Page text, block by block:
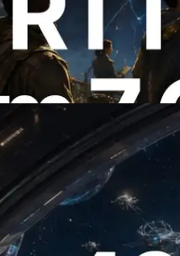
desde 7
se lanza la
API